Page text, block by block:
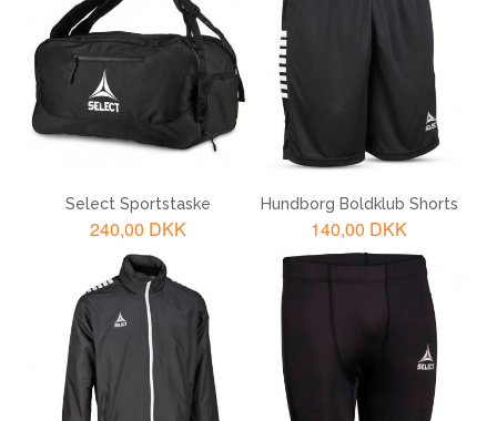
LÆG I KURV LÆG I KURV
Select Sportstaske
240,00 DKK
LÆG I KURV
Hundborg Boldklub Shorts
140,00 DKK
LÆG I KURV